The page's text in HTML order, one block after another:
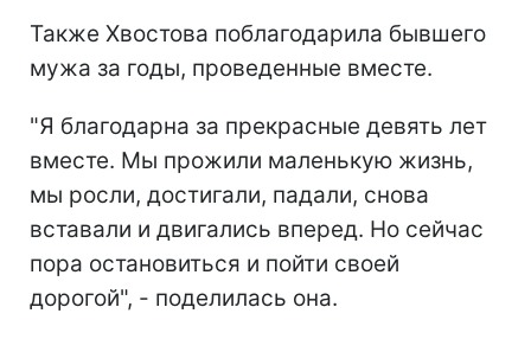
Также Хвостова поблагодарила бывшего
мужа за годы, проведенные вместе.
"Я благодарна за прекрасные девять лет
вместе. Мы прожили маленькую жизнь,
мы росли, достигали, падали, снова
вставали и двигались вперед. Но сейчас
пора остановиться и пойти своей
дорогой", - поделилась она.